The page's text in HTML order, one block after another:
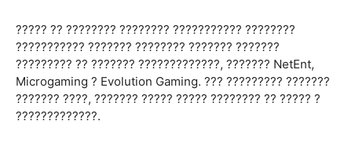
????? ?? ???????? ???????? ??????????? ????????
??????????? ??????? ???????? ??????? ???????
????????? ?? ??????? ?????????????, ??????? NetEnt,
Microgaming ? Evolution Gaming. ??? ????????? ???????
??????? ????, ??????? ????? ????? ???????? ?? ????? ?
?????????????.